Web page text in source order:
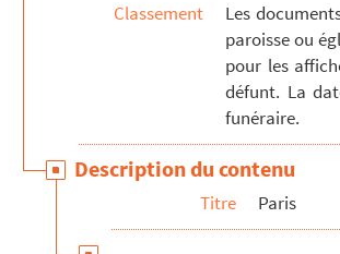
Classement
Les
paroisse ou
pour les
défunt. La
funéraire.
Description du contenu
Titre Paris